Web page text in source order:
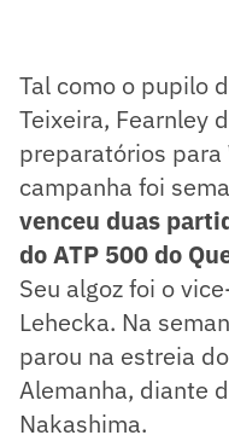
Tal como o pupilo
Teixeira, Fearnley
preparatórios
campanha foi
venceu duas
do ATP 500 do
Seu algoz foi o
Lehecka. Na
parou na estreia
Alemanha, diante
Nakashima.